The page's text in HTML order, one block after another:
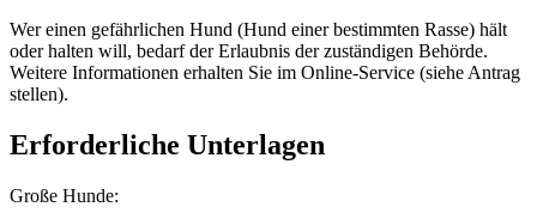
Wer einen gefährlichen Hund (Hund einer bestimmten Rasse) hält
oder halten will, bedarf der Erlaubnis der zuständigen Behörde.
Weitere Informationen erhalten Sie im Online-Service (siehe Antrag
stellen).
Erforderliche Unterlagen
Große Hunde: